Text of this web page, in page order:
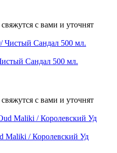
с вами и уточнят
Сандал 500 мл.
с вами и уточнят
Maliki / Королевский Уд